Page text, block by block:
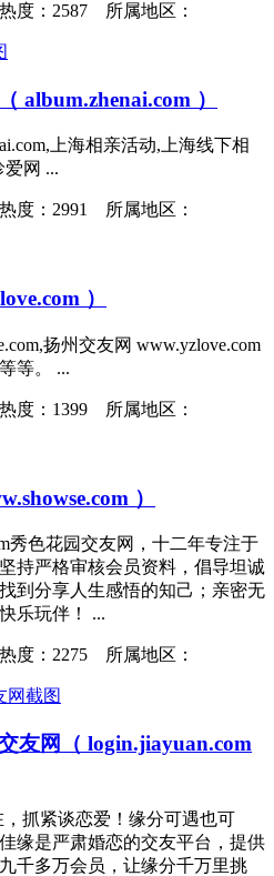
度：2587 所属地区：
album.zhenai.com ）
上海相亲活动,上海线下相
爱网 ...
度：2991 所属地区：
）
扬州交友网 www.yzlove.com
等。 ...
度：1399 所属地区：
）
秀色花园交友网，十二年专注于
持严格审核会员资料，倡导坦诚
到分享人生感悟的知己；亲密无
乐玩伴！ ...
度：2275 所属地区：
友网（ login.jiayuan.com
，抓紧谈恋爱！缘分可遇也可
缘是严肃婚恋的交友平台，提供
千多万会员，让缘分千万里挑